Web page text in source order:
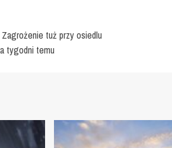
Zagrożenie tuż przy osiedlu
tygodni temu